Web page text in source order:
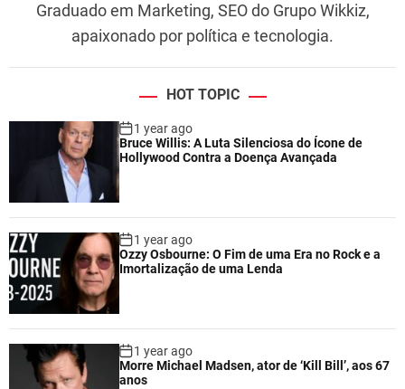
Graduado em Marketing, SEO do Grupo Wikkiz,
apaixonado por política e tecnologia.
HOT TOPIC
1 year ago
Bruce Willis: A Luta Silenciosa do Ícone de
Hollywood Contra a Doença Avançada
1 year ago
Ozzy Osbourne: O Fim de uma Era no Rock e a
Imortalização de uma Lenda
1 year ago
Morre Michael Madsen, ator de ‘Kill Bill’, aos 67
anos